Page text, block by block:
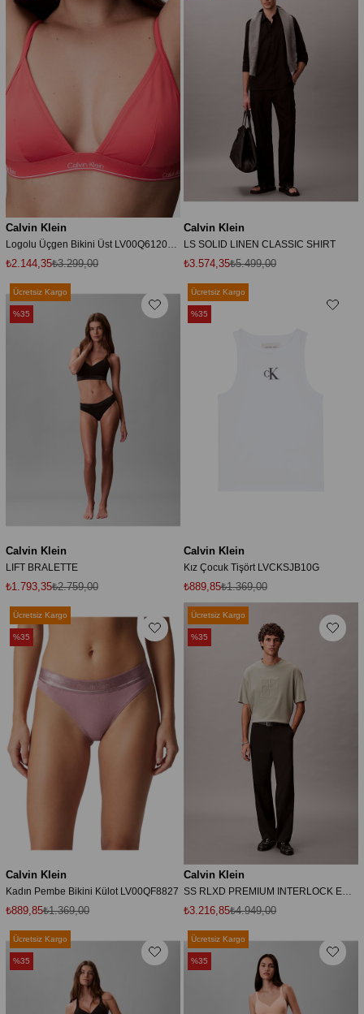
Calvin Klein
₺2.144,35₺3.299,00
Calvin Klein
LS SOLID LINEN CLASSIC SHIRT
₺3.574,35₺5.499,00
Calvin Klein
LIFT BRALETTE
₺1.793,35₺2.759,00
Ücretsiz Kargo
%35
Calvin Klein
Kız Çocuk Tişört LVCKSJB10G
₺889,85₺1.369,00
Ücretsiz Kargo
%35
Calvin Klein
Kadın Pembe Bikini Külot LV00QF8827
₺889,85₺1.369,00
Ücretsiz Kargo
%35
Calvin Klein
₺3.216,85₺4.949,00
Ücretsiz Kargo
%35
Ücretsiz Kargo
%35
Ücretsiz Kargo
%35